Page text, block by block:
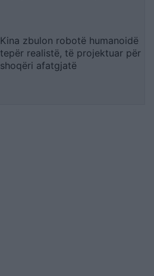
Kina zbulon robotë humanoidë
tepër realistë, të projektuar për
shoqëri afatgjatë